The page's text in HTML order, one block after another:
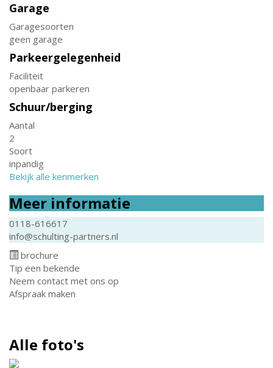
Garage
Garagesoorten
geen garage
Parkeergelegenheid
Faciliteit
openbaar parkeren
Schuur/berging
Aantal
2
Soort
inpandig
Bekijk alle kenmerken
Meer informatie
0118-616617
info@schulting-partners.nl
brochure
Tip een bekende
Neem contact met ons op
Afspraak maken
Alle foto's